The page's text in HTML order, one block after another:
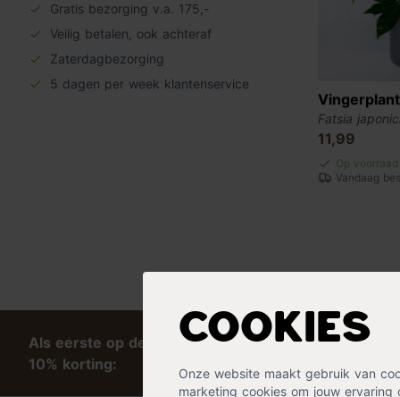
Cookies
Onze website maakt gebruik van
marketing cookies om jouw
Gratis bezorging v.a. 175,-
Veilig betalen, ook achteraf
Zaterdagbezorging
5 dagen per week klantenservice
Vingerplant
Fatsia
11,99
Op voorraad
Vandaag
Als eerste op de hoogte van tips en exclusieve
10% korting: